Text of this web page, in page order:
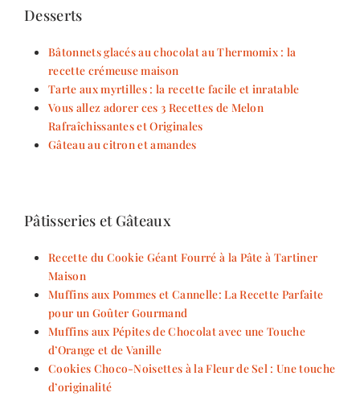
Desserts
Bâtonnets glacés au chocolat au Thermomix : la
recette crémeuse maison
Tarte aux myrtilles : la recette facile et inratable
Vous allez adorer ces 3 Recettes de Melon
Rafraîchissantes et Originales
Gâteau au citron et amandes
Pâtisseries et Gâteaux
Recette du Cookie Géant Fourré à la Pâte à Tartiner
Maison
Muffins aux Pommes et Cannelle: La Recette Parfaite
pour un Goûter Gourmand
Muffins aux Pépites de Chocolat avec une Touche
d’Orange et de Vanille
Cookies Choco-Noisettes à la Fleur de Sel : Une touche
d’originalité